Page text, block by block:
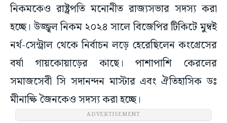
নিকমকেও রাষ্ট্রপতি মনোনীত রাজ্যসভার সদস্য করা
হচ্ছে। উজ্জ্বল নিকম ২০২৪ সালে বিজেপির টিকিটে মুম্বই
নর্থ-সেন্ট্রাল থেকে নির্বাচন লড়ে হেরেছিলেন কংগ্রেসের
বর্ষা গায়কোয়াড়ের কাছে। পাশাপাশি কেরলের
সমাজসেবী সি সদানন্দন মাস্টার এবং ঐতিহাসিক ডঃ
মীনাক্ষি জৈনকেও সদস্য করা হচ্ছে।
ADVERTISEMENT